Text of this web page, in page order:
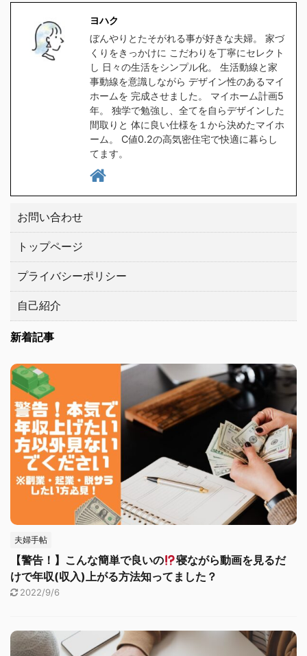
食洗器対応の水筒を探し
たのですが、意外と種類
が無く苦戦しました。
1時間程スマホをポチポ
チして探した所、大手ブ
ランドの中から２つ見つ
けましたので、皆さんに
もご紹介したい ...
い。 クリックしてプラン
を貰う。 高気密住宅と
は ヨハク簡単に言うと
スキマの無い家です 普
通に ...
ヨハク
ぼんやりとたそがれる事が好きな夫婦。 家づ
くりをきっかけに こだわりを丁寧にセレクト
し 日々の生活をシンプル化。 生活動線と家
事動線を意識しながら デザイン性のあるマイ
ホームを 完成させました。 マイホーム計画5
年。 独学で勉強し、全てを自らデザインした
間取りと 体に良い仕様を１から決めたマイホ
ーム。 C値0.2の高気密住宅で快適に暮らし
てます。
お問い合わせ
トップページ
プライバシーポリシー
自己紹介
新着記事
夫婦手帖
【警告！】こんな簡単で良いの
寝ながら動画を見るだ
けで年収(収入)上がる方法知ってました？
2022/9/6